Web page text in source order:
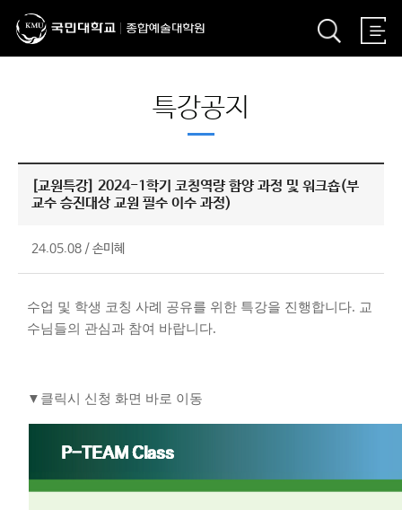
특강공지
[교원특강] 2024-1학기 코칭역량 함양 과정 및 워크숍(부
교수 승진대상 교원 필수 이수 과정)
24.05.08 /손미혜
수업 및 학생 코칭 사례 공유를 위한 특강을 진행합니다. 교
수님들의 관심과 참여 바랍니다.
▼클릭시 신청 화면 바로 이동